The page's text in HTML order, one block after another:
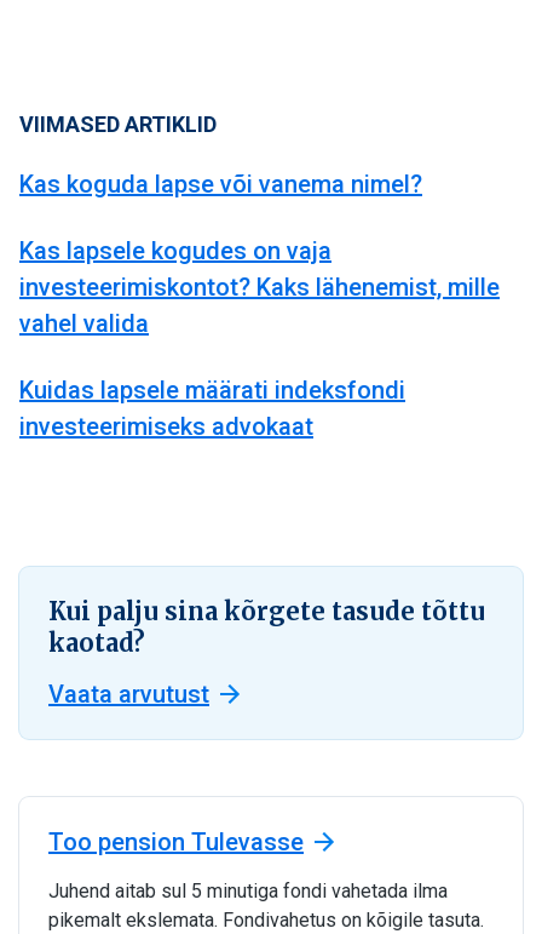
VIIMASED ARTIKLID
Kas koguda lapse või vanema nimel?
Kas lapsele kogudes on vaja
investeerimiskontot? Kaks lähenemist, mille
vahel valida
Kuidas lapsele määrati indeksfondi
investeerimiseks advokaat
Kui palju sina kõrgete tasude tõttu
kaotad?
Vaata arvutust
Too pension Tulevasse
Juhend aitab sul 5 minutiga fondi vahetada ilma
pikemalt ekslemata. Fondivahetus on kõigile tasuta.